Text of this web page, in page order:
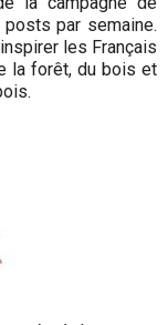
par semaine.
les Français
la forêt, du bois et